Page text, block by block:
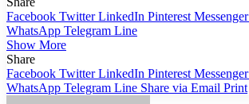
Facebook Twitter LinkedIn Pinterest Messenger
WhatsApp Telegram Line
Show More
Share
Facebook Twitter LinkedIn Pinterest Messenger
WhatsApp Telegram Line Share via Email Print